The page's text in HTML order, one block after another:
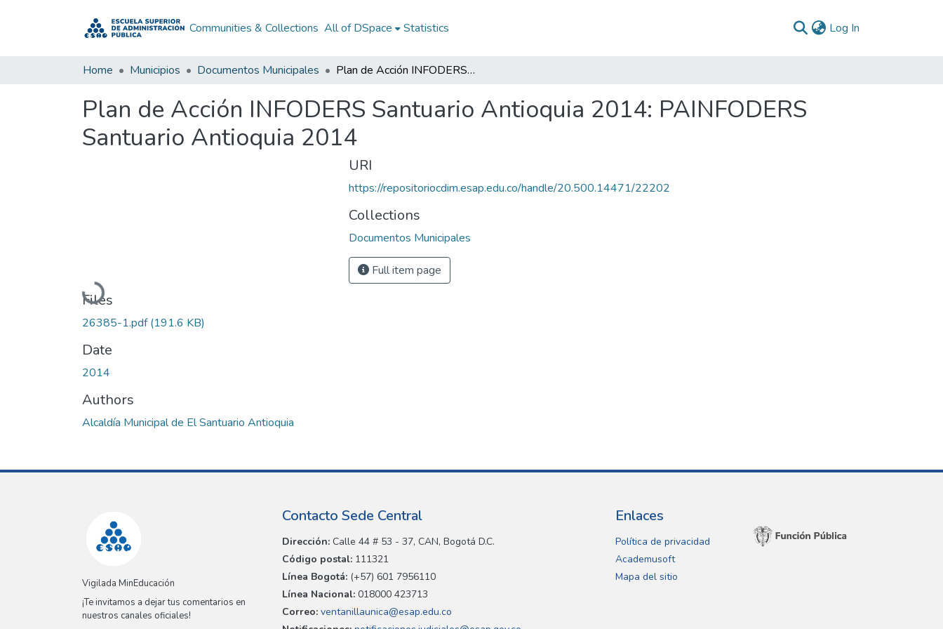
Communities & Collections All of DSpace Statistics Log In
Home Municipios Documentos Municipales Plan de Acción INFODERS Santuario Antioquia 2014: PAINFODERS Santuario Antioquia 2014
Plan de Acción INFODERS Santuario Antioquia 2014: PAINFODERS
Santuario Antioquia 2014
Loading...
Files
26385-1.pdf(191.6 KB)
Date
2014
Authors
Alcaldía Municipal de El Santuario Antioquia
URI
https://repositoriocdim.esap.edu.co/handle/20.500.14471/22202
Collections
Documentos Municipales
Full item page
Vigilada MinEducación
¡Te invitamos a dejar tus comentarios en
nuestros canales oficiales!
Contacto Sede Central
Dirección: Calle 44 # 53 - 37, CAN, Bogotá D.C.
Código postal: 111321
Línea Bogotá: (+57) 601 7956110
Línea Nacional: 018000 423713
Correo: ventanillaunica@esap.edu.co
Enlaces
Política de privacidad
Academusoft
Mapa del sitio